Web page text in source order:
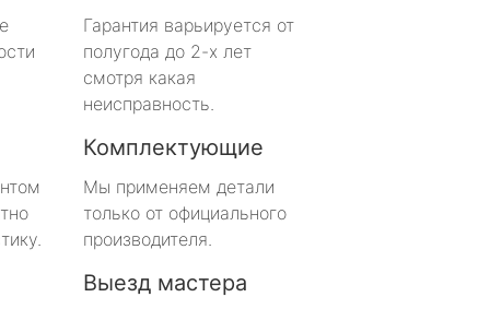
Гарантия варьируется от
полугода до 2-х лет
смотря какая
неисправность.
Комплектующие
Мы применяем детали
только от официального
производителя.
Выезд мастера